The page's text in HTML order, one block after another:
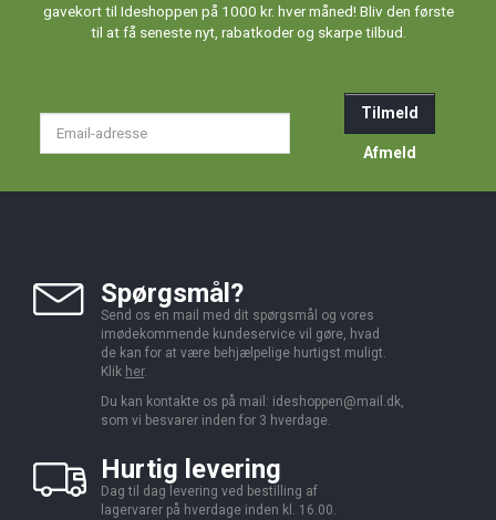
gavekort til Ideshoppen på 1000 kr. hver måned! Bliv den første
til at få seneste nyt, rabatkoder og skarpe tilbud.
Tilmeld
Afmeld
Spørgsmål?
Send os en mail med dit spørgsmål og vores
imødekommende kundeservice vil gøre, hvad
de kan for at være behjælpelige hurtigst muligt.
Klik her.
Du kan kontakte os på mail: ideshoppen@mail.dk,
som vi besvarer inden for 3 hverdage.
Hurtig levering
Dag til dag levering ved bestilling af
lagervarer på hverdage inden kl. 16.00.